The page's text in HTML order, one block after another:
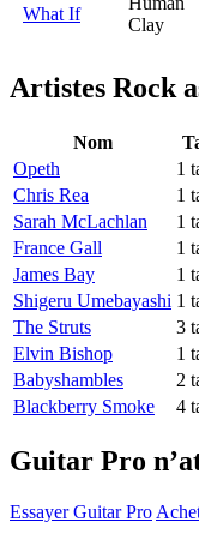
What If
Clay
Artistes Rock
Nom
Opeth
1
Chris Rea
1
Sarah McLachlan
1
France Gall
1
James Bay
1
Shigeru Umebayashi 1
The Struts
3
Elvin Bishop
1
Babyshambles
2
Blackberry Smoke
4
Guitar Pro
Essayer Guitar Pro